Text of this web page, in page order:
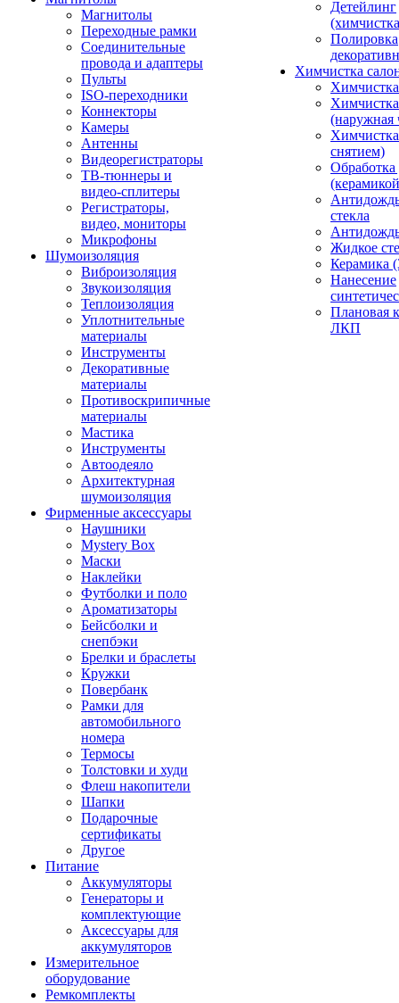
Магнитолы
Переходные рамки
Соединительные
провода и адаптеры
Пульты
ISO-переходники
Коннекторы
Камеры
Антенны
Видеорегистраторы
ТВ-тюннеры и
видео-сплитеры
Регистраторы,
видео, мониторы
Микрофоны
Шумоизоляция
Виброизоляция
Звукоизоляция
Теплоизоляция
Уплотнительные
материалы
Инструменты
Декоративные
материалы
Противоскрипичные
материалы
Мастика
Инструменты
Автоодеяло
Архитектурная
шумоизоляция
Фирменные аксессуары
Наушники
Mystery Box
Маски
Наклейки
Футболки и поло
Ароматизаторы
Бейсболки и
снепбэки
Брелки и браслеты
Кружки
Повербанк
Рамки для
автомобильного
номера
Термосы
Толстовки и худи
Флеш накопители
Шапки
Подарочные
сертификаты
Другое
Питание
Аккумуляторы
Генераторы и
комплектующие
Аксессуары для
аккумуляторов
Измерительное
оборудование
Ремкомплекты
Детейлинг
Полировка
Химчистка
(наружная
снятием)
Обработка
стекла
Жидкое
Керамика
Нанесение
Плановая
ЛКП